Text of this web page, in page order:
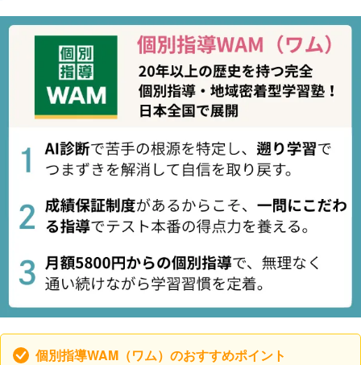
個別指導WAM（ワム）のおすすめポイント